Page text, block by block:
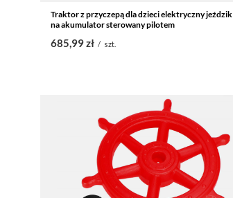
Traktor z przyczepą dla dzieci elektryczny jeździk
na akumulator sterowany pilotem
685,99 zł / szt.